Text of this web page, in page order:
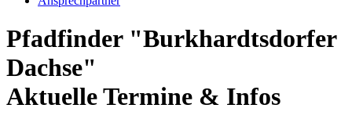
Pfadfinder "Burkhardtsdorfer
Dachse"
Aktuelle Termine & Infos